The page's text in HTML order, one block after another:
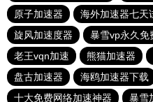
原子加速器
海外加速器七天
旋风加速度器
暴雪vp永久免
老王vqn加速
熊猫加速器
盘古加速器
海鸥加速器下载
十大免费网络加速神器
暴雪